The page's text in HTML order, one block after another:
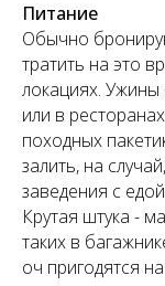
Питание
Обычно
тратить на это
локациях. Ужины
или в
походных
залить, на
заведения с
Крутая штука -
таких в
оч пригодятся